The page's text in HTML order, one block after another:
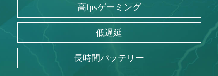
高fpsゲーミング
低遅延
長時間バッテリー